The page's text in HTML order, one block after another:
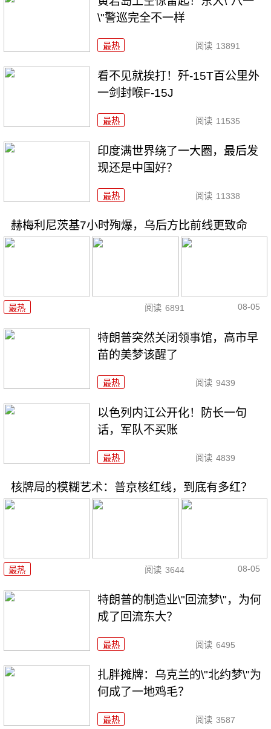
\"警巡完全不一样
最热 阅读 13891
看不见就挨打！歼-15T百公里外
一剑封喉F-15J
最热 阅读 11535
印度满世界绕了一大圈，最后发
现还是中国好？
最热 阅读 11338
赫梅利尼茨基7小时殉爆，乌后方比前线更致命
最热 阅读 6891 08-05
特朗普突然关闭领事馆，高市早
苗的美梦该醒了
最热 阅读 9439
以色列内讧公开化！防长一句
话，军队不买账
最热 阅读 4839
核牌局的模糊艺术：普京核红线，到底有多红？
最热 阅读 3644 08-05
特朗普的制造业\"回流梦\"，为何
成了回流东大？
最热 阅读 6495
扎胖摊牌：乌克兰的\"北约梦\"为
何成了一地鸡毛？
最热 阅读 3587